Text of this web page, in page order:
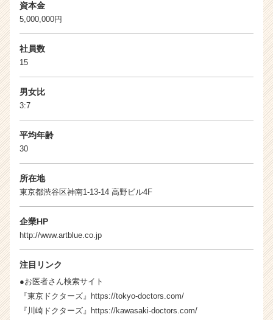
チ
e
r
r）
資本金
5,000,000円
社員数
15
男女比
3:7
平均年齢
30
所在地
東京都渋谷区神南1-13-14 高野ビル4F
企業HP
http://www.artblue.co.jp
注目リンク
●お医者さん検索サイト
『東京ドクターズ』
https://tokyo-doctors.com/
『川崎ドクターズ』
https://kawasaki-doctors.com/